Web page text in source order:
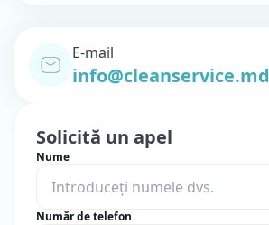
E-mail
info@cleanservice.md
Solicită un apel
Nume
Număr de telefon